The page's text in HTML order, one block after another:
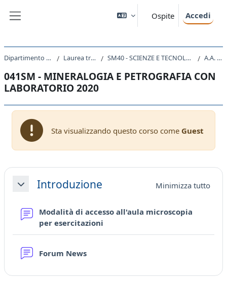
Ospite Accedi
Dipartimento di Scienze della Vita Laurea triennale (DM270) SM40 - SCIENZE E TECNOLOGIE PER L'AMBIENTE E LA NATURA A.A. 2020 - 2021
041SM - MINERALOGIA E PETROGRAFIA CON
LABORATORIO 2020
Sta visualizzando questo corso come Guest
Schema della sezione
MinimizzaIntroduzione Minimizza tutto
Modalità di accesso all'aula microscopia
per esercitazioni
Forum News